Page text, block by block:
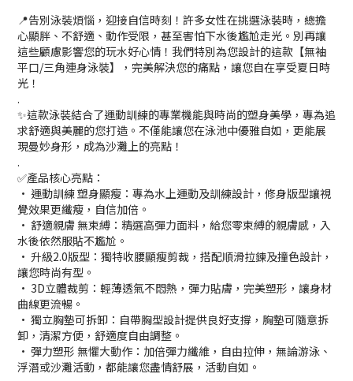
📍告別泳裝煩惱，迎接自信時刻！許多女性在挑選泳裝時，總擔
心顯胖、不舒適、動作受限，甚至害怕下水後尷尬走光。別再讓
這些顧慮影響您的玩水好心情！我們特別為您設計的這款【無袖
平口/三角連身泳裝】，完美解決您的痛點，讓您自在享受夏日時
光！
.
✨這款泳裝結合了運動訓練的專業機能與時尚的塑身美學，專為追
求舒適與美麗的您打造。不僅能讓您在泳池中優雅自如，更能展
現曼妙身形，成為沙灘上的亮點！
.
✅產品核心亮點：
• 運動訓練 塑身顯瘦：專為水上運動及訓練設計，修身版型讓視
覺效果更纖瘦，自信加倍。
• 舒適親膚 無束縛：精選高彈力面料，給您零束縛的親膚感，入
水後依然服貼不尷尬。
• 升級2.0版型：獨特收腰顯瘦剪裁，搭配順滑拉鍊及撞色設計，
讓您時尚有型。
• 3D立體裁剪：輕薄透氣不悶熱，彈力貼膚，完美塑形，讓身材
曲線更流暢。
• 獨立胸墊可拆卸：自帶胸型設計提供良好支撐，胸墊可隨意拆
卸，清潔方便，舒適度自由調整。
• 彈力塑形 無懼大動作：加倍彈力纖維，自由拉伸，無論游泳、
浮潛或沙灘活動，都能讓您盡情舒展，活動自如。